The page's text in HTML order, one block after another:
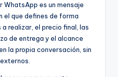
WhatsApp es un mensaje
que defines de forma
realizar, el precio final, las
de entrega y el alcance
la propia conversación, sin